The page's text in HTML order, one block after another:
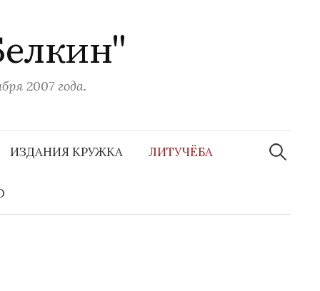
2007 года.
ИЗДАНИЯ КРУЖКА ЛИТУЧЁБА а
й